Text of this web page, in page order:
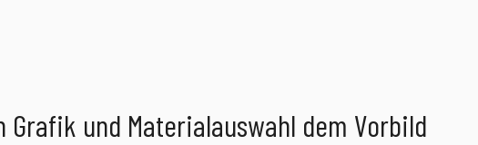
und Materialauswahl dem Vorbild